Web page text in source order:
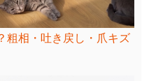
粗相・吐き戻し・爪キズ